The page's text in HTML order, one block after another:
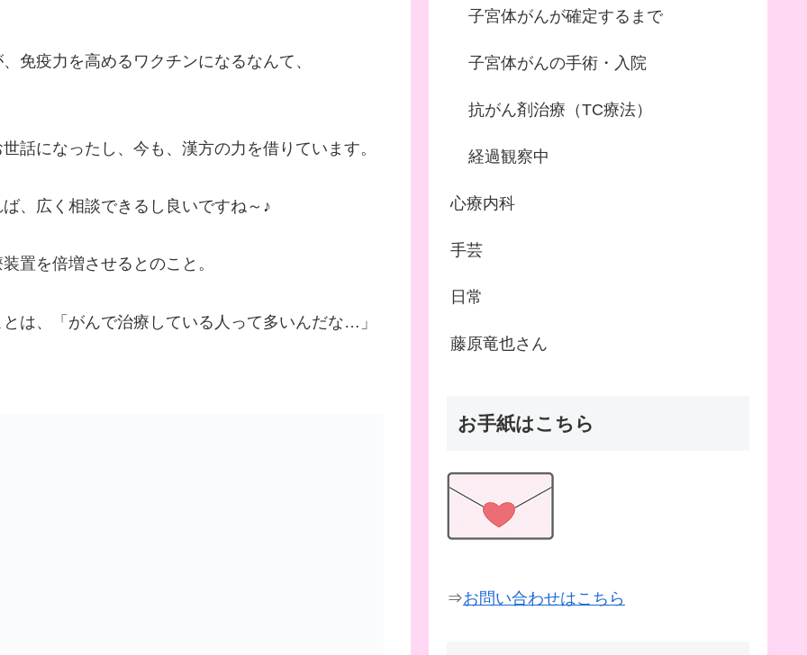
免疫力を高めるワクチンになるなんて、
話になったし、今も、漢方の力を借りています。
、広く相談できるし良いですね～♪
置を倍増させるとのこと。
は、「がんで治療している人って多いんだな…」
子宮体がんが確定するまで
子宮体がんの手術・入院
抗がん剤治療（TC療法）
経過観察中
心療内科
手芸
日常
藤原竜也さん
お手紙はこちら
⇒お問い合わせはこちら